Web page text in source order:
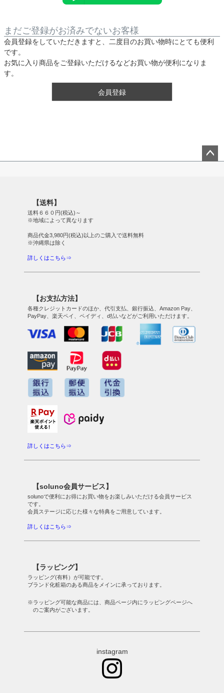
まだご登録がお済みでないお客様
会員登録をしていただきますと、二度目のお買い物時にとても便利
です。
お気に入り商品をご登録いただけるなどお買い物が便利になりま
す。
会員登録
【送料】
送料６６０円(税込)～
※地域によって異なります
商品代金3,980円(税込)以上のご購入で送料無料
※沖縄県は除く
詳しくはこちら⇒
【お支払方法】
各種クレジットカードのほか、代引支払、銀行振込、Amazon Pay、
PayPay、楽天ペイ、ペイディ、d払いなどがご利用いただけます。
詳しくはこちら⇒
【soluno会員サービス】
solunoで便利にお得にお買い物をお楽しみいただける会員サービス
です。
会員ステージに応じた様々な特典をご用意しています。
詳しくはこちら⇒
【ラッピング】
ラッピング(有料）が可能です。
ブランド化粧箱のある商品をメインに承っております。
※ラッピング可能な商品には、商品ページ内にラッピングページへ
のご案内がございます。
instagram